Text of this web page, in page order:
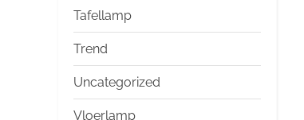
Tafellamp
Trend
Uncategorized
Vloerlamp